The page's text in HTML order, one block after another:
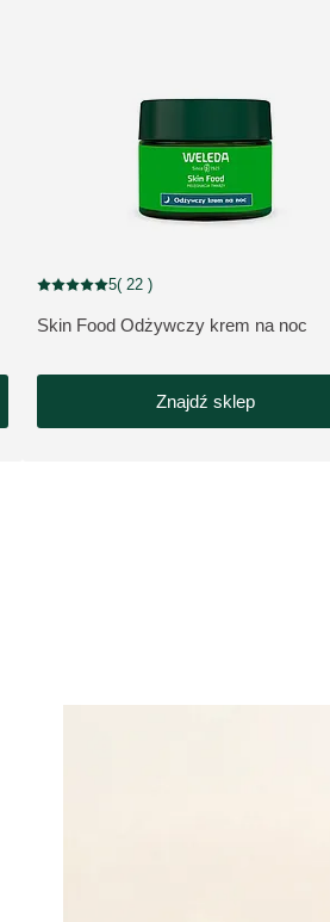
ZOBACZ PRODUKT:
Skin Food Odżywczy krem na noc
Current rating: 5 out of 5 stars rated by 22
5( 22 )
Znajdź sklep